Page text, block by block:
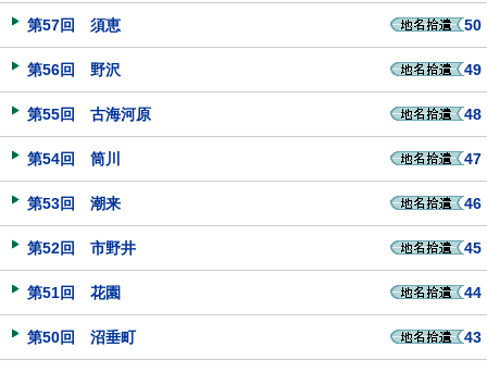
第57回 須恵 50
第56回 野沢 49
第55回 古海河原 48
第54回 筒川 47
第53回 潮来 46
第52回 市野井 45
第51回 花園 44
第50回 沼垂町 43